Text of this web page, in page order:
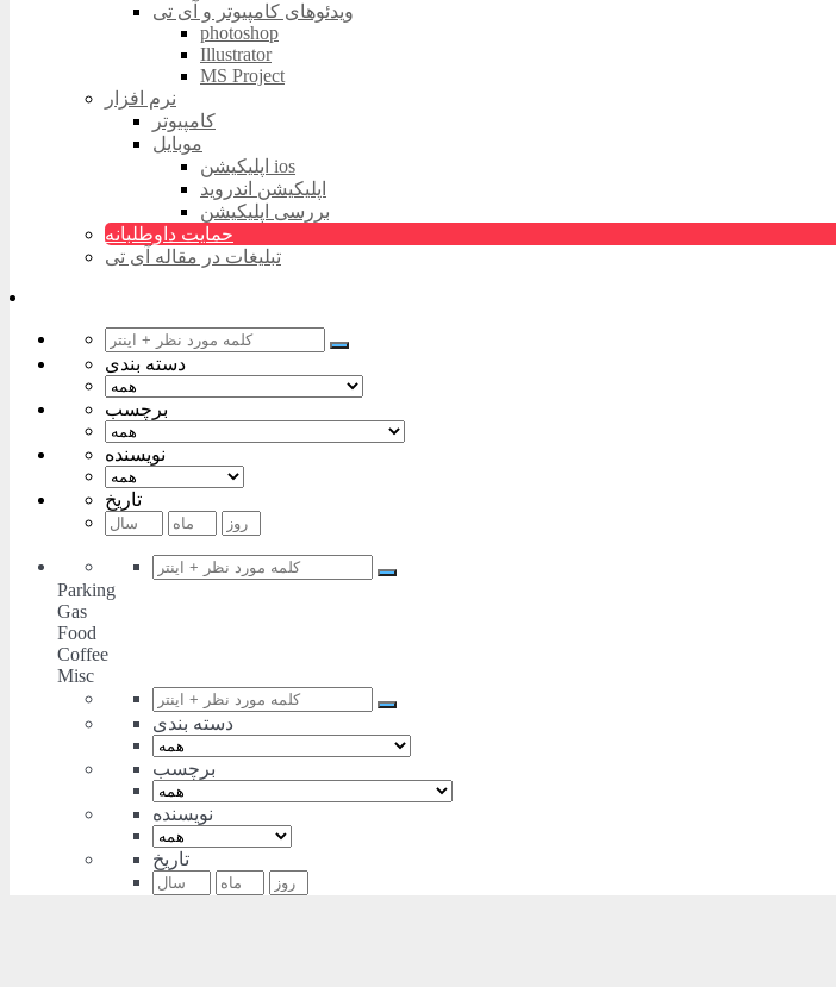
ویدئوهای کامپیوتر و آی تی
photoshop
Illustrator
MS Project
نرم افزار
کامپیوتر
موبایل
اپلیکیشن ios
اپلیکیشن اندروید
بررسی اپلیکیشن
حمایت داوطلبانه
تبلیغات در مقاله آی تی
دسته بندی
برچسب
نویسنده
تاریخ
Parking
Gas
Food
Coffee
Misc
دسته بندی
برچسب
نویسنده
تاریخ